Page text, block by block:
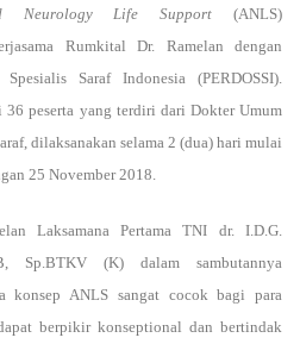
Neurology Life Support (ANLS)
Rumkital Dr. Ramelan dengan
Saraf Indonesia (PERDOSSI).
peserta yang terdiri dari Dokter Umum
dilaksanakan selama 2 (dua) hari mulai
25 November 2018.
Laksamana Pertama TNI dr. I.D.G.
Sp.BTKV (K) dalam sambutannya
konsep ANLS sangat cocok bagi para
berpikir konseptional dan bertindak